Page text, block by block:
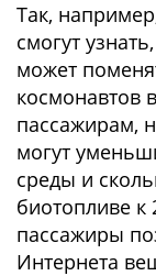
Так,
смогут
может
космонавтов
пассажирам,
могут
среды и
биотопливе к
пассажиры
Интернета